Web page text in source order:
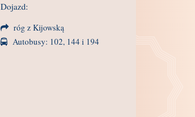
Dojazd:
róg z Kijowską
Autobusy: 102, 144 i 194